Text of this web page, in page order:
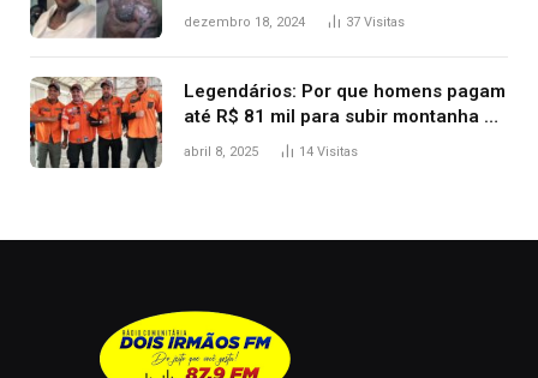
diz ‘foi mal’
dezembro 18, 2024 37 Visitas
Legendários: Por que homens pagam
até R$ 81 mil para subir montanha e
melhorar casamento?
abril 8, 2025 14 Visitas